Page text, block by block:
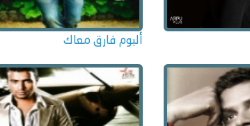
ألبوم فارق معاك